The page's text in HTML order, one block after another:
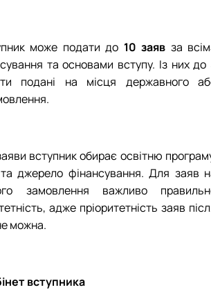
може подати до 10 заяв за
та основами вступу. Із них до
подані на місця державного
вступник обирає освітню
джерело фінансування. Для заяв
замовлення важливо
адже пріоритетність заяв
можна.
вступника